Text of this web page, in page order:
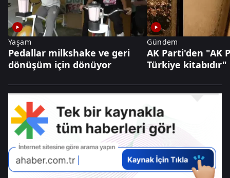
Yaşam
Pedallar milkshake ve geri
dönüşüm için dönüyor
Gündem
AK Parti'den "AK
Türkiye kitabıdır"